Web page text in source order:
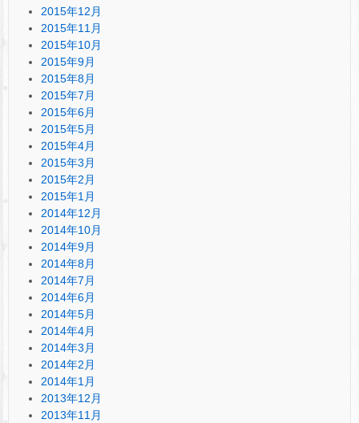
2015年12月
2015年11月
2015年10月
2015年9月
2015年8月
2015年7月
2015年6月
2015年5月
2015年4月
2015年3月
2015年2月
2015年1月
2014年12月
2014年10月
2014年9月
2014年8月
2014年7月
2014年6月
2014年5月
2014年4月
2014年3月
2014年2月
2014年1月
2013年12月
2013年11月